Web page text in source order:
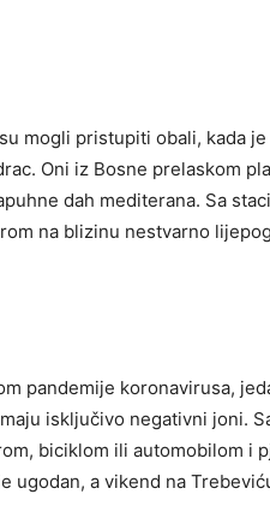
mogli pristupiti obali, kada
Oni iz Bosne prelaskom
dah mediterana. Sa
na blizinu nestvarno
pandemije koronavirusa,
isključivo negativni joni.
biciklom ili automobilom i
ugodan, a vikend na